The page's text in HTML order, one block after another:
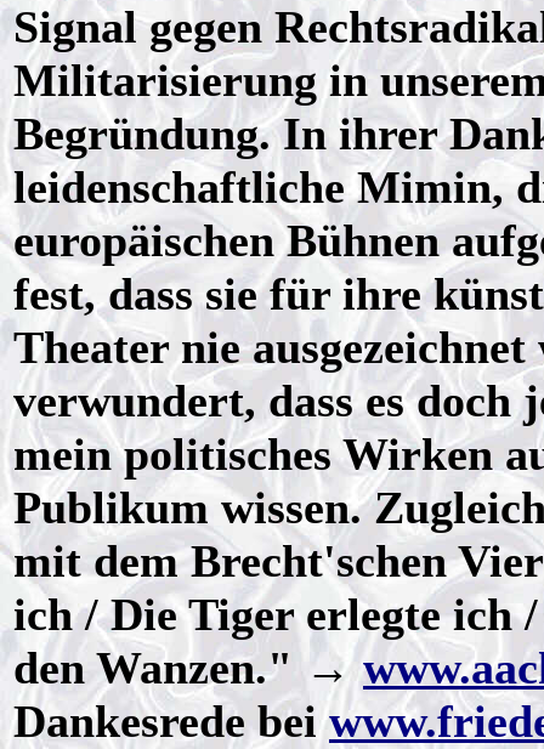
Signal gegen
Militarisierung in
Begründung. In ihrer
leidenschaftliche Mimin,
europäischen Bühnen
fest, dass sie für ihre
Theater nie
verwundert, dass es doch
mein politisches Wirken
Publikum wissen.
mit dem Brecht'schen
ich / Die Tiger erlegte ich
den Wanzen." →
Dankesrede bei